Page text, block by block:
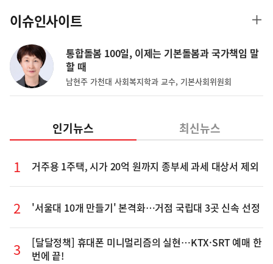
이슈인사이트
통합돌봄 100일, 이제는 기본돌봄과 국가책임 말
할 때
남현주 가천대 사회복지학과 교수, 기본사회위원회
더
인기뉴스
거주용 1주택, 시가 20억 원까지 종부세 과세 대상서 제외
'서울대 10개 만들기' 본격화…거점 국립대 3곳 신속 선정
[달달정책] 휴대폰 미니멀리즘의 실현…KTX·SRT 예매 한
번에 끝!
최신뉴스